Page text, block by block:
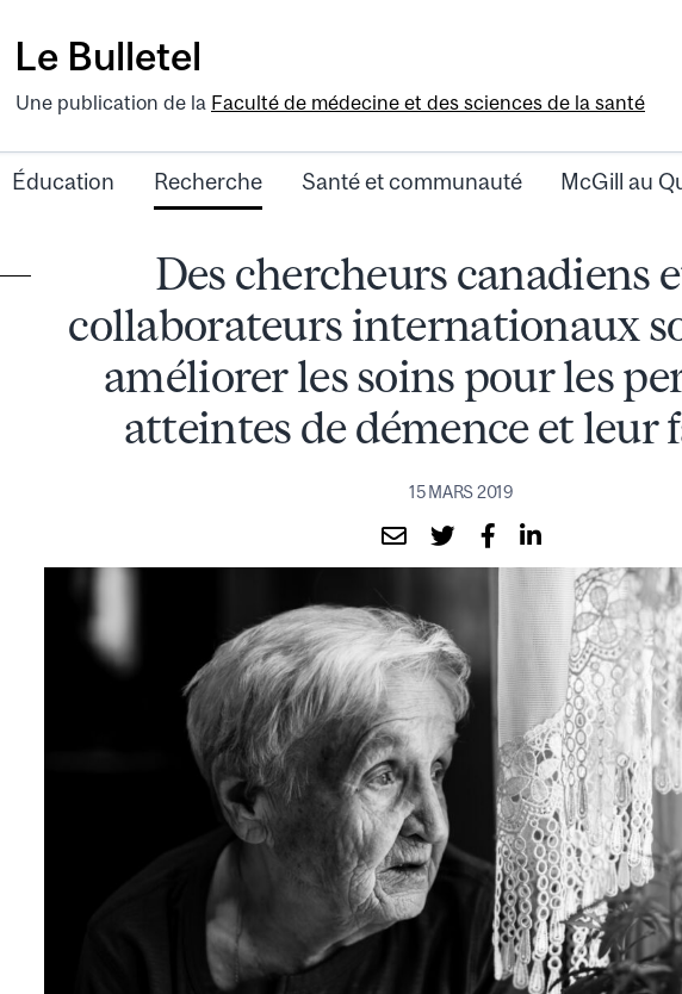
Le Bulletel
Une publication de la Faculté de médecine et des sciences de la santé
Éducation Recherche Santé et communauté McGill au
Des chercheurs canadiens
collaborateurs internationaux
améliorer les soins pour les
atteintes de démence et leur
15 MARS 2019